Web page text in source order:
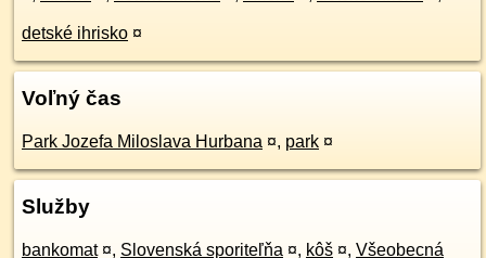
detské ihrisko ¤
Voľný čas
Park Jozefa Miloslava Hurbana ¤, park ¤
Služby
bankomat ¤, Slovenská sporiteľňa ¤, kôš ¤, Všeobecná